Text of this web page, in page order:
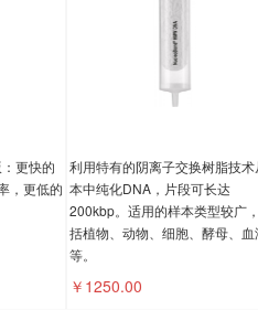
更快的
，更低的
利用特有的阴离子交换树脂技术
本中纯化DNA，片段可长达
200kbp。适用的样本类型较广
括植物、动物、细胞、酵母、血
等。
￥1250.00